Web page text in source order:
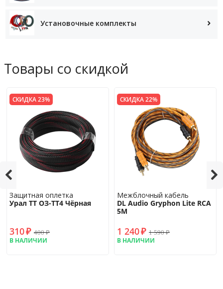
Установочные комплекты
Товары со скидкой
СКИДКА 23%
Защитная оплетка
Урал ТТ ОЗ-ТТ4 Чёрная
310₽ 400₽
В НАЛИЧИИ
СКИДКА 22%
Межблочный кабель
DL Audio Gryphon Lite RCA
5M
1 240₽ 1 590₽
В НАЛИЧИИ